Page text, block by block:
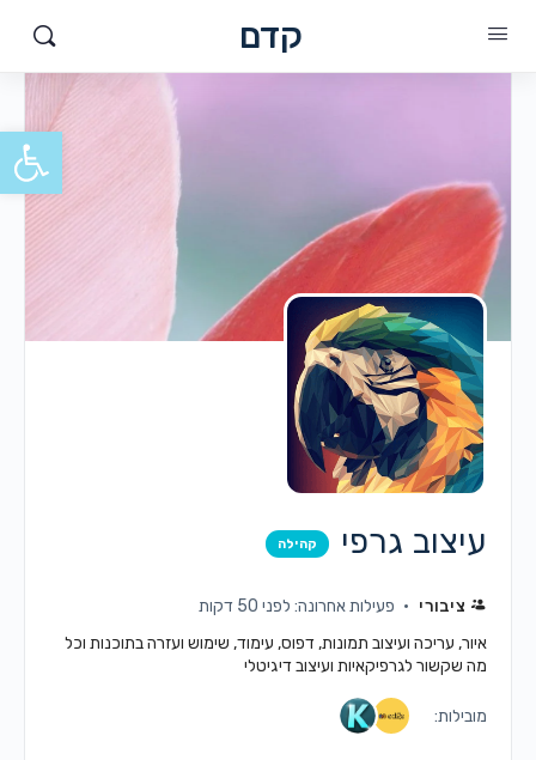
קדם
עיצוב גרפי קהילה
ציבורי
פעילות אחרונה: לפני 50 דקות
איור, עריכה ועיצוב תמונות, דפוס, עימוד, שימוש ועזרה בתוכנות וכל
מה שקשור לגרפיקאיות ועיצוב דיגיטלי
מובילות:
פתח